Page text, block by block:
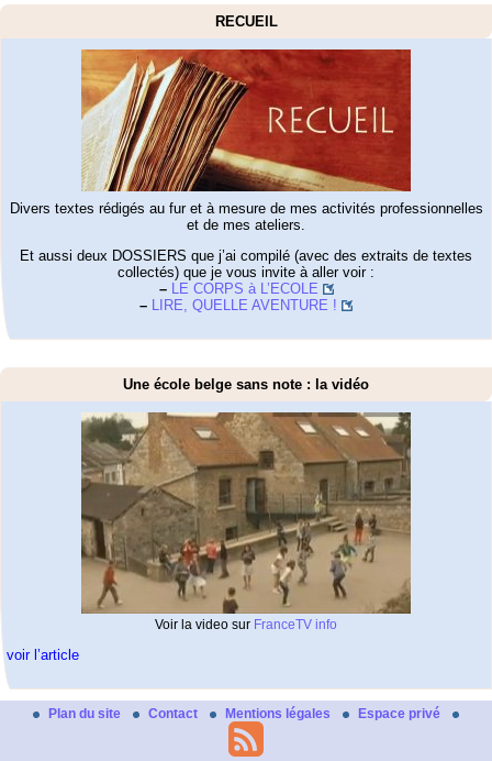
RECUEIL
Divers textes rédigés au fur et à mesure de mes activités professionnelles
et de mes ateliers.
Et aussi deux DOSSIERS que j’ai compilé (avec des extraits de textes
collectés) que je vous invite à aller voir :
–
LE CORPS à L’ECOLE
–
LIRE, QUELLE AVENTURE !
Une école belge sans note : la vidéo
Voir la video sur FranceTV info
voir l’article
Plan du site Contact Mentions légales Espace privé